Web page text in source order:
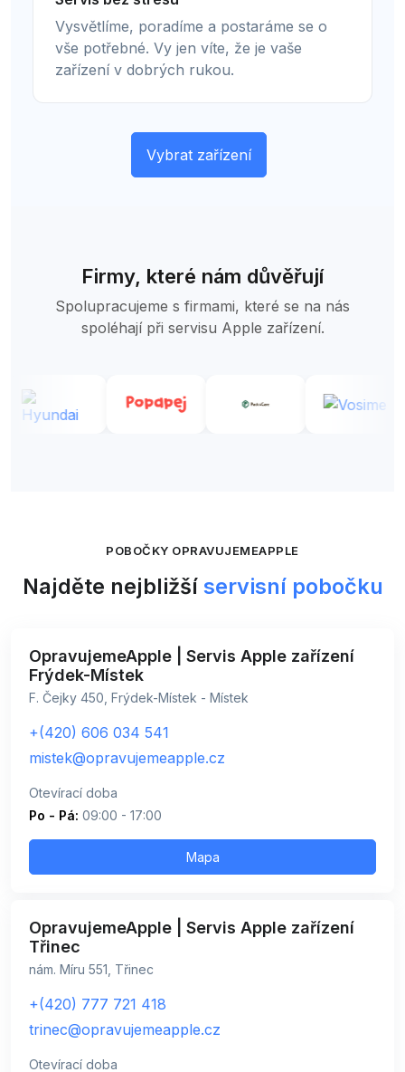
Vysvětlíme, poradíme a postaráme se o
vše potřebné. Vy jen víte, že je vaše
zařízení v dobrých rukou.
Vybrat zařízení
Firmy, které nám důvěřují
Spolupracujeme s firmami, které se na nás
spoléhají při servisu Apple zařízení.
POBOČKY OPRAVUJEMEAPPLE
Najděte nejbližší servisní pobočku
OpravujemeApple | Servis Apple zařízení
Frýdek-Místek
F. Čejky 450, Frýdek-Místek - Místek
+(420) 606 034 541
mistek@opravujemeapple.cz
Otevírací doba
Po - Pá: 09:00 - 17:00
Mapa
OpravujemeApple | Servis Apple zařízení
Třinec
nám. Míru 551, Třinec
+(420) 777 721 418
trinec@opravujemeapple.cz
Otevírací doba